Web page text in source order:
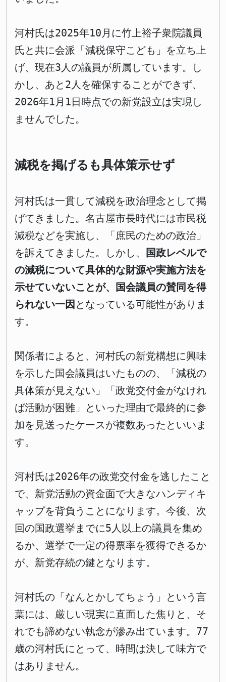
河村氏は2025年10月に竹上裕子衆院議員
氏と共に会派「減税保守こども」を立ち上
げ、現在3人の議員が所属しています。し
かし、あと2人を確保することができず、
2026年1月1日時点での新党設立は実現し
ませんでした。
減税を掲げるも具体策示せず
河村氏は一貫して減税を政治理念として掲
げてきました。名古屋市長時代には市民税
減税などを実施し、「庶民のための政治」
を訴えてきました。しかし、
国政レベルで
の減税について具体的な財源や実施方法を
示せていないことが、国会議員の賛同を得
られない一因 となっている可能性がありま
す。
関係者によると、河村氏の新党構想に興味
を示した国会議員はいたものの、「減税の
具体策が見えない」「政党交付金がなけれ
ば活動が困難」といった理由で最終的に参
加を見送ったケースが複数あったといいま
す。
河村氏は2026年の政党交付金を逃したこと
で、新党活動の資金面で大きなハンディキ
ャップを背負うことになります。今後、次
回の国政選挙までに5人以上の議員を集め
るか、選挙で一定の得票率を獲得できるか
が、新党存続の鍵となります。
河村氏の「なんとかしてちょう」という言
葉には、厳しい現実に直面した焦りと、そ
れでも諦めない執念が滲み出ています。77
歳の河村氏にとって、時間は決して味方で
はありません。